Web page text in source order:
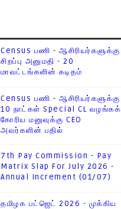
Census பணி - ஆசிரியர்களுக்கு
சிறப்பு அனுமதி - 20
மாவட்டங்களின் கடிதம்
Census பணி - ஆசிரியர்களுக்கு
10 நாட்கள் Special CL வழங்கக்
கோரிய மனுவுக்கு CEO
அவர்களின் பதில்
7th Pay Commission - Pay
Matrix Slap For July 2026 -
Annual Increment (01/07)
தமிழக பட்ஜெட் 2026 - முக்கிய